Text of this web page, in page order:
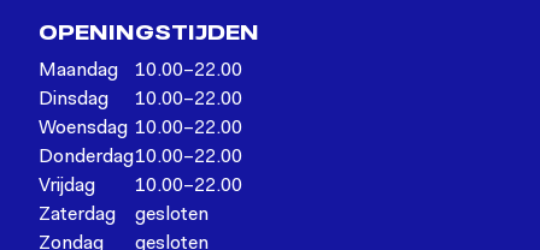
OPENINGSTIJDEN
Maandag
10.00–22.00
Dinsdag
10.00–22.00
Woensdag 10.00–22.00
Donderdag10.00–22.00
Vrijdag
10.00–22.00
Zaterdag
gesloten
Zondag
gesloten